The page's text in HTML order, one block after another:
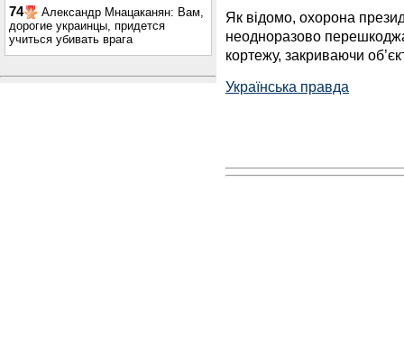
74
Александр Мнацаканян: Вам,
дорогие украинцы, придется
учиться убивать врага
Як відомо, охорона
неодноразово
кортежу, закриваючи
Українська правда